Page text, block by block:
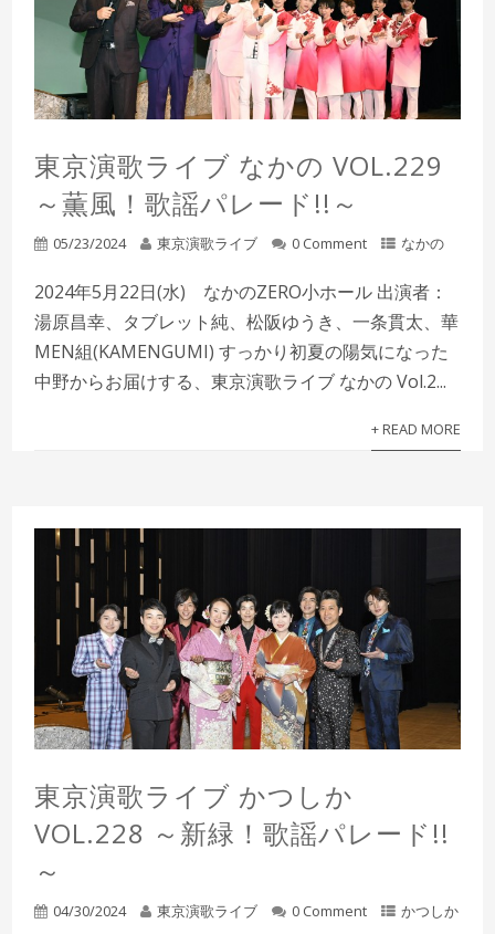
東京演歌ライブ なかの VOL.229
～薫風！歌謡パレード!!～
05/23/2024 東京演歌ライブ 0 Comment なかの
2024年5月22日(水) なかのZERO小ホール 出演者：
湯原昌幸、タブレット純、松阪ゆうき、一条貫太、華
MEN組(KAMENGUMI) すっかり初夏の陽気になった
中野からお届けする、東京演歌ライブ なかの Vol.2...
+ READ MORE
東京演歌ライブ かつしか
VOL.228 ～新緑！歌謡パレード!!
～
04/30/2024 東京演歌ライブ 0 Comment かつしか